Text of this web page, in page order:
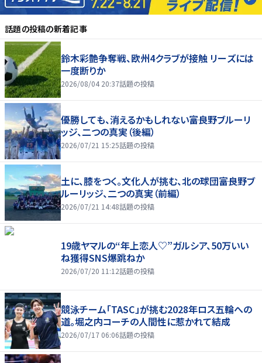
話題の投稿の新着記事
鈴木彩艶争奪戦、欧州4クラブが接触 リーズには
一度断りか
2026/08/04 20:37話題の投稿
優勝しても、消えるかもしれない――富良野ブルーリ
ッジ、二つの真実（後編）
2026/07/21 15:25話題の投稿
土に、膝をつく。文化人が挑む、北の球団――富良野ブ
ルーリッジ、二つの真実（前編）
2026/07/21 14:48話題の投稿
19歳ヤマルの“年上恋人♡”ガルシア、50万いい
ね獲得SNS爆跳ねか
2026/07/20 11:12話題の投稿
競泳チーム「TASC」が挑む2028年ロス五輪への
道。堀之内コーチの人間性に惹かれて結成
2026/07/17 06:06話題の投稿